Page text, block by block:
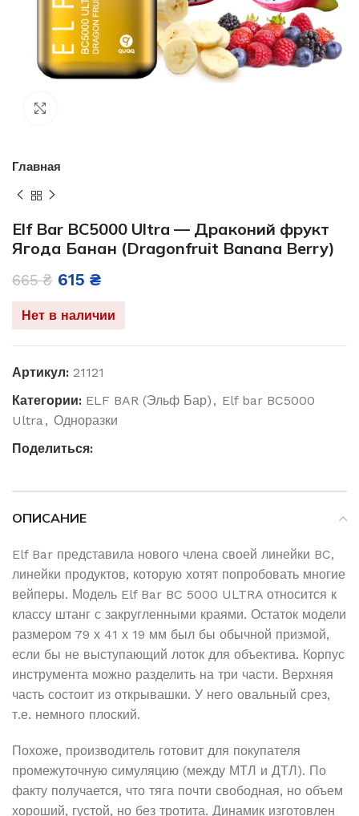
Главная
Elf Bar BC5000 Ultra — Драконий фрукт
Ягода Банан (Dragonfruit Banana Berry)
665₴ 615 ₴
Нет в наличии
Артикул: 21121
Категории: ELF BAR (Эльф Бар) , Elf bar BC5000
Ultra , Одноразки
Поделиться:
ОПИСАНИЕ
Elf Bar представила нового члена своей линейки BC,
линейки продуктов, которую хотят попробовать многие
вейперы. Модель Elf Bar BC 5000 ULTRA относится к
классу штанг с закругленными краями. Остаток модели
размером 79 х 41 х 19 мм был бы обычной призмой,
если бы не выступающий лоток для объектива. Корпус
инструмента можно разделить на три части. Верхняя
часть состоит из открывашки. У него овальный срез,
т.е. немного плоский.
Похоже, производитель готовит для покупателя
промежуточную симуляцию (между МТЛ и ДТЛ). По
факту получается, что тяга почти свободная, но объем
хороший, густой, но без тротита. Динамик изготовлен